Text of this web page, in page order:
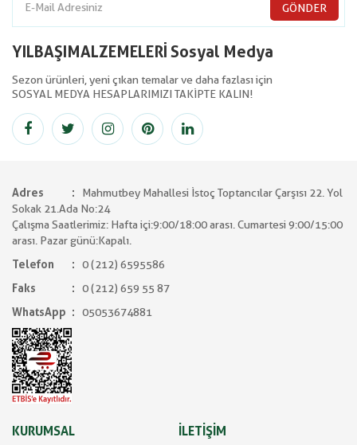
GÖNDER
YILBAŞIMALZEMELERİ Sosyal Medya
Sezon ürünleri, yeni çıkan temalar ve daha fazlası için
SOSYAL MEDYA HESAPLARIMIZI TAKİPTE KALIN!
Adres
Mahmutbey Mahallesi İstoç Toptancılar Çarşısı 22. Yol
Sokak 21.Ada No:24
Çalışma Saatlerimiz: Hafta içi:9:00/18:00 arası. Cumartesi 9:00/15:00
arası. Pazar günü:Kapalı.
Telefon
0 (212) 6595586
Faks
0 (212) 659 55 87
WhatsApp
05053674881
KURUMSAL İLETİŞİM